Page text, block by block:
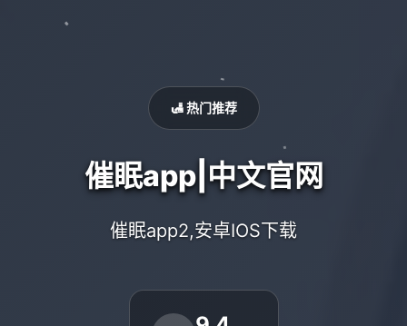
🛃 热门推荐
催眠app|中文官网
催眠app2,安卓IOS下载